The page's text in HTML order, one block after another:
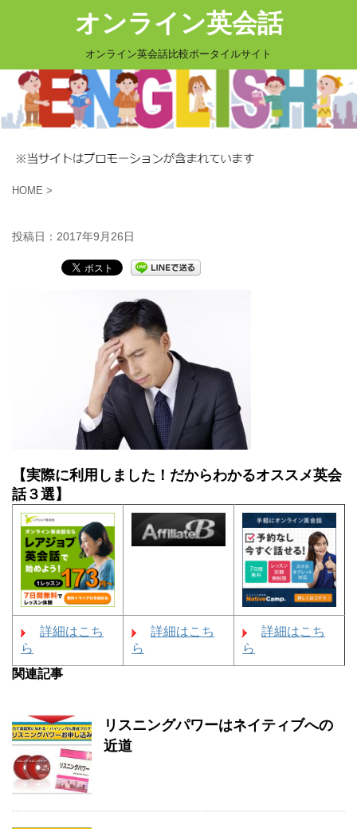
オンライン英会話
オンライン英会話比較ポータイルサイト
HOME >
投稿日： 2017年9月26日
【実際に利用しました！だからわかるオススメ英会
話３選】
詳細はこち
ら
詳細はこち
ら
詳細はこち
ら
関連記事
リスニングパワーはネイティブへの
近道